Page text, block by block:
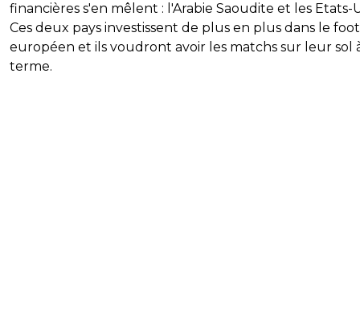
financières s'en mêlent : l'Arabie Saoudite et les Etats-
Ces deux pays investissent de plus en plus dans le
européen et ils voudront avoir les matchs sur leur sol
terme.